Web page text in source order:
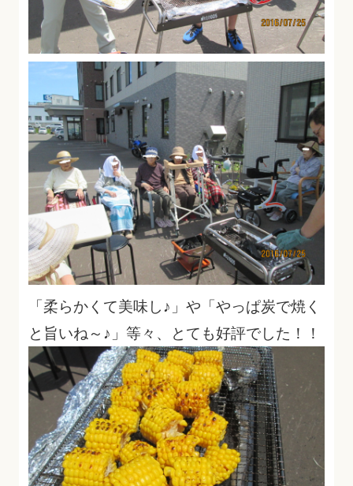
「柔らかくて美味し♪」や「やっぱ炭で焼く
と旨いね～♪」等々、とても好評でした！！